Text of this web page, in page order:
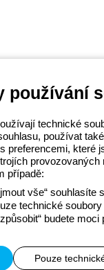
od roku 2025 a
transformují
jejich potřeb.
číslo
- 17:30
Zásady používání
Company -
používání
technické
používat
preferencemi, které
případě:
vše“
technické
budete
Pouze